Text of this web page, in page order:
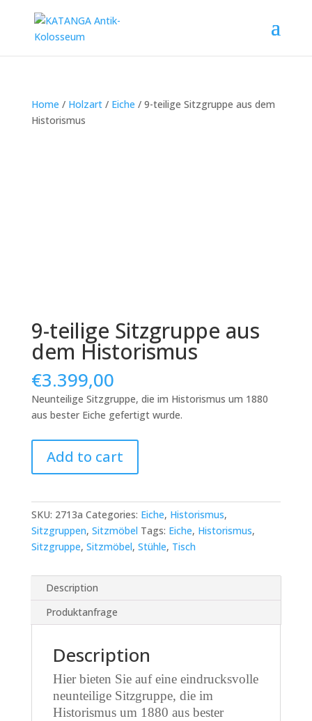
Home / Holzart/ Eiche / 9-teilige Sitzgruppe aus dem
Historismus
9-teilige Sitzgruppe aus
dem Historismus
€3.399,00
Neunteilige Sitzgruppe, die im Historismus um 1880
aus bester Eiche gefertigt wurde.
teilige
Sitzgruppe
dem
Historismus
quantity
Add to cart
SKU: 2713a Categories: Eiche, Historismus,
Sitzgruppen, Sitzmöbel Tags: Eiche, Historismus,
Sitzgruppe, Sitzmöbel, Stühle, Tisch
Description
Produktanfrage
Description
Hier bieten Sie auf eine eindrucksvolle
neunteilige Sitzgruppe, die im
Historismus um 1880 aus bester